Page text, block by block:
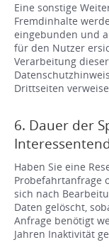
Eine sonstige
Fremdinhalte
eingebunden und
für den Nutzer
Verarbeitung
Drittseiten
6. Dauer der
Haben Sie eine
Probefahrtanfrage
sich nach
Daten gelöscht,
Anfrage benötigt
Jahren Inaktivität